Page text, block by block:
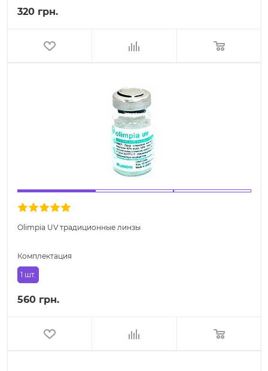
320 грн.
Olimpia UV традиционные линзы
Комплектация
1 шт.
560 грн.